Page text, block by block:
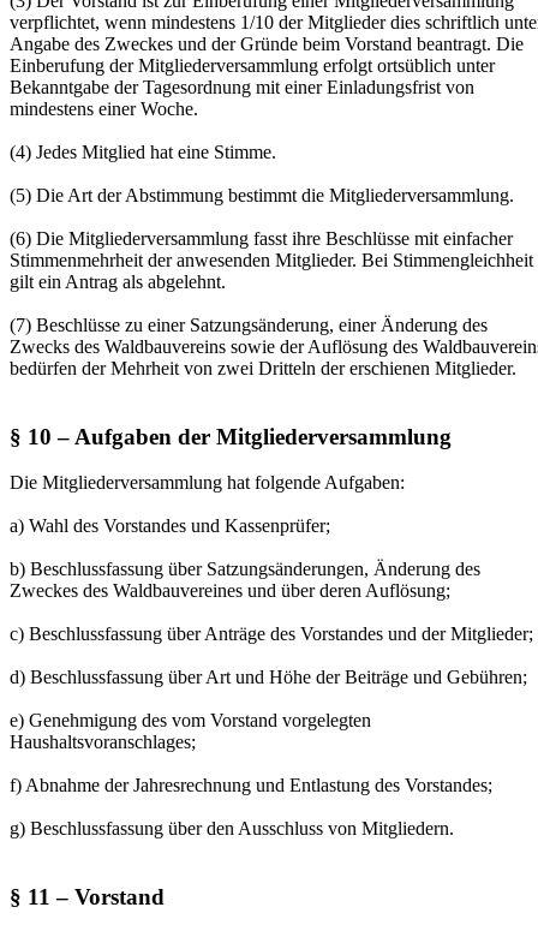
verpflichtet, wenn mindestens 1/10 der Mitglieder dies schriftlich
Angabe des Zweckes und der Gründe beim Vorstand beantragt. Die
Einberufung der Mitgliederversammlung erfolgt ortsüblich unter
Bekanntgabe der Tagesordnung mit einer Einladungsfrist von
mindestens einer Woche.
(4) Jedes Mitglied hat eine Stimme.
(5) Die Art der Abstimmung bestimmt die Mitgliederversammlung.
(6) Die Mitgliederversammlung fasst ihre Beschlüsse mit einfacher
Stimmenmehrheit der anwesenden Mitglieder. Bei Stimmengleichheit
gilt ein Antrag als abgelehnt.
(7) Beschlüsse zu einer Satzungsänderung, einer Änderung des
Zwecks des Waldbauvereins sowie der Auflösung des
bedürfen der Mehrheit von zwei Dritteln der erschienen Mitglieder.
§ 10 – Aufgaben der Mitgliederversammlung
Die Mitgliederversammlung hat folgende Aufgaben:
a) Wahl des Vorstandes und Kassenprüfer;
b) Beschlussfassung über Satzungsänderungen, Änderung des
Zweckes des Waldbauvereines und über deren Auflösung;
c) Beschlussfassung über Anträge des Vorstandes und der Mitglieder;
d) Beschlussfassung über Art und Höhe der Beiträge und Gebühren;
e) Genehmigung des vom Vorstand vorgelegten
Haushaltsvoranschlages;
f) Abnahme der Jahresrechnung und Entlastung des Vorstandes;
g) Beschlussfassung über den Ausschluss von Mitgliedern.
§ 11 – Vorstand